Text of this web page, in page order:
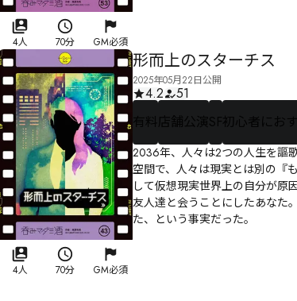
4人 70分 GM必須
4人 70分 GM必須
形而上のスターチス
2025年05月22日公開
4.2
51
有料 店舗公演SF初心者にお
2036年、人々は2つの人生を謳
空間で、人々は現実とは別の『
して仮想現実世界上の自分が原
友人達と会うことにしたあなた
た、という事実だった。